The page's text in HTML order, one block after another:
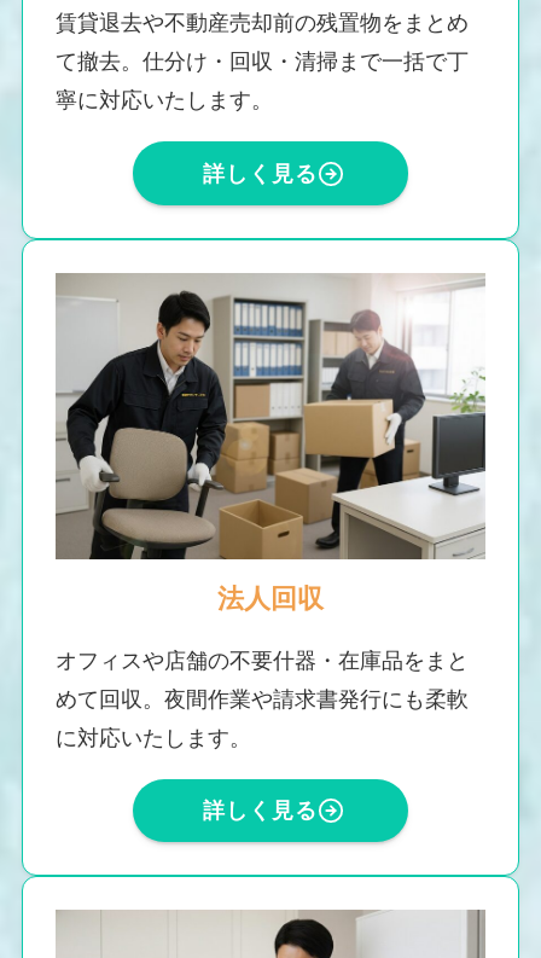
賃貸退去や不動産売却前の残置物をまとめ
て撤去。仕分け・回収・清掃まで一括で丁
寧に対応いたします。
詳しく見る
法人回収
オフィスや店舗の不要什器・在庫品をまと
めて回収。夜間作業や請求書発行にも柔軟
に対応いたします。
詳しく見る